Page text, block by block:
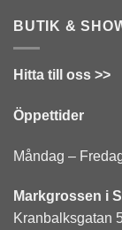
BUTIK &
Hitta till oss >>
Öppettider
Måndag –
Markgrossen i
Kranbalksgatan